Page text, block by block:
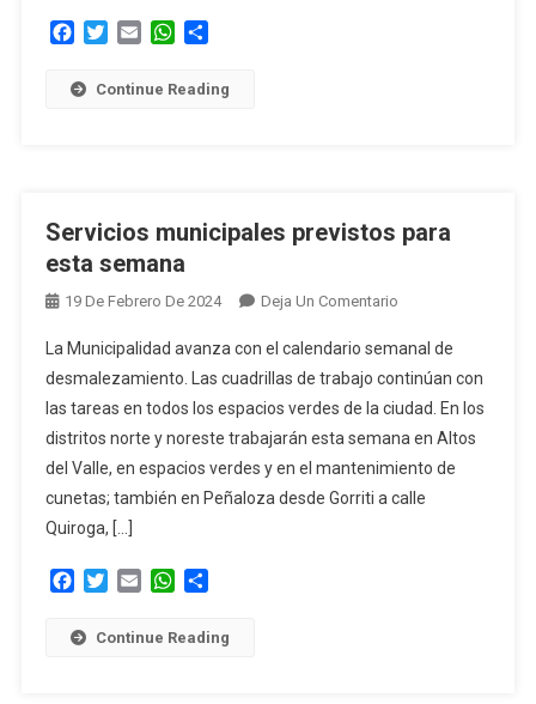
Facebook
TwitterEmail WhatsApp
Continue Reading
Servicios municipales previstos para
esta semana
19 De Febrero De 2024 Deja Un Comentario
Municipales
Previstos
Para
Esta
Semana
La Municipalidad avanza con el calendario semanal de
desmalezamiento. Las cuadrillas de trabajo continúan con
las tareas en todos los espacios verdes de la ciudad. En los
distritos norte y noreste trabajarán esta semana en Altos
del Valle, en espacios verdes y en el mantenimiento de
cunetas; también en Peñaloza desde Gorriti a calle
Quiroga, […]
Facebook
TwitterEmail WhatsApp
Continue Reading